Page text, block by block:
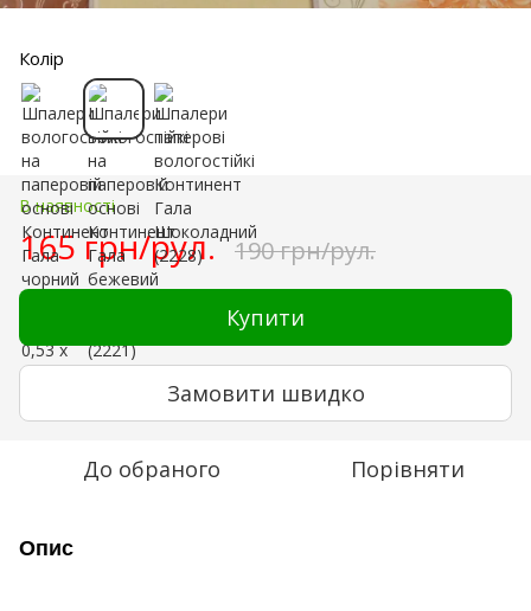
Колір
В наявності
165 грн/рул. 190 грн/рул.
Купити
Замовити швидко
До обраного Порівняти
Опис